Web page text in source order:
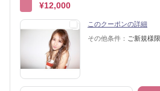
¥12,000
このクーポンの詳細
その他条件： ご新規様